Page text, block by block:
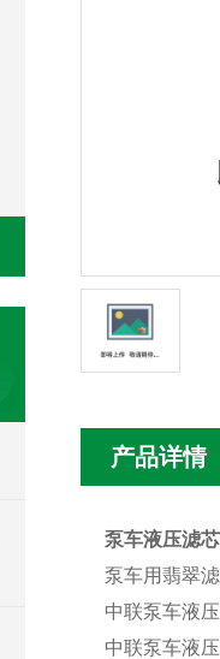
产品详情
泵车液压滤
泵车用翡翠
中联泵车液
中联泵车液